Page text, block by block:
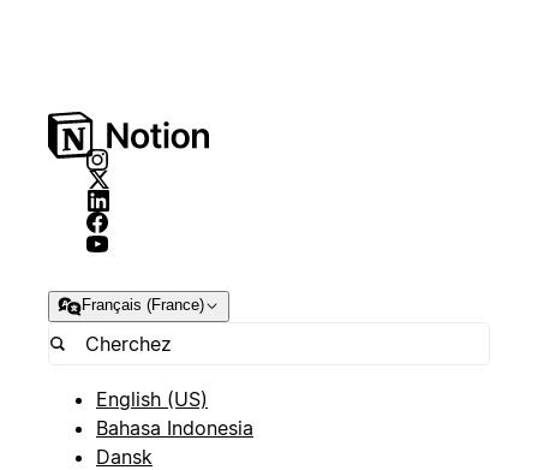
Français (France)
English (US)
Bahasa Indonesia
Dansk